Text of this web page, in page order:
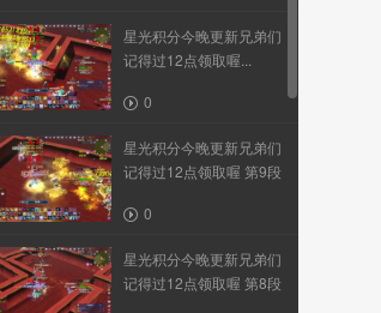
星光积分今晚更新兄弟们
记得过12点领取喔...
0
星光积分今晚更新兄弟们
记得过12点领取喔 第9段
0
星光积分今晚更新兄弟们
记得过12点领取喔 第8段